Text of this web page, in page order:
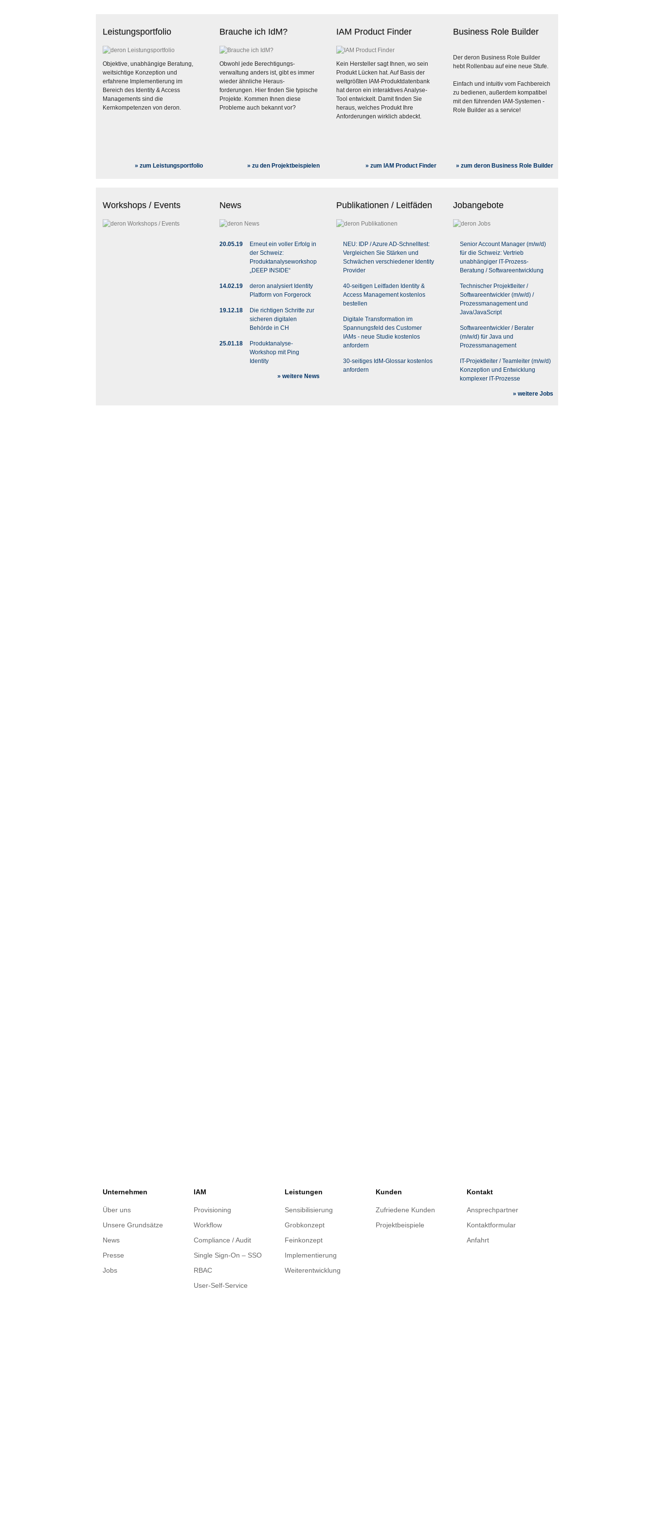
» zu RBAC
Leistungsportfolio
Objektive, unabhängige Beratung,
weitsichtige Konzeption und
erfahrene Implementierung im
Bereich des Identity & Access
Managements sind die
Kernkompetenzen von deron.
» zum Leistungsportfolio
Brauche ich IdM?
Obwohl jede Berechtigungs-
verwaltung anders ist, gibt es immer
wieder ähnliche Heraus-
forderungen. Hier finden Sie typische
Projekte. Kommen Ihnen diese
Probleme auch bekannt vor?
» zu den Projektbeispielen
IAM Product Finder
Kein Hersteller sagt Ihnen, wo sein
Produkt Lücken hat. Auf Basis der
weltgrößten IAM-Produktdatenbank
hat deron ein interaktives Analyse-
Tool entwickelt. Damit finden Sie
heraus, welches Produkt Ihre
Anforderungen wirklich abdeckt.
» zum IAM Product Finder
Business Role Builder
Der deron Business Role Builder
hebt Rollenbau auf eine neue Stufe.
Einfach und intuitiv vom Fachbereich
zu bedienen, außerdem kompatibel
mit den führenden IAM-Systemen -
Role Builder as a service!
» zum deron Business Role Builder
Workshops / Events News
20.05.19
Erneut ein voller Erfolg in
der Schweiz:
Produktanalyseworkshop
„DEEP INSIDE“
14.02.19
deron analysiert Identity
Platform von Forgerock
19.12.18
Die richtigen Schritte zur
sicheren digitalen
Behörde in CH
25.01.18
Produktanalyse-
Workshop mit Ping
Identity
» weitere News
Publikationen / Leitfäden
NEU: IDP / Azure AD-Schnelltest:
Vergleichen Sie Stärken und
Schwächen verschiedener Identity
Provider
40-seitigen Leitfaden Identity &
Access Management kostenlos
bestellen
Digitale Transformation im
Spannungsfeld des Customer
IAMs - neue Studie kostenlos
anfordern
30-seitiges IdM-Glossar kostenlos
anfordern
Jobangebote
Senior Account Manager (m/w/d)
für die Schweiz: Vertrieb
unabhängiger IT-Prozess-
Beratung / Softwareentwicklung
Technischer Projektleiter /
Softwareentwickler (m/w/d) /
Prozessmanagement und
Java/JavaScript
Softwareentwickler / Berater
(m/w/d) für Java und
Prozessmanagement
IT-Projektleiter / Teamleiter (m/w/d)
Konzeption und Entwicklung
komplexer IT-Prozesse
» weitere Jobs
Unternehmen
Über uns
Unsere Grundsätze
News
Presse
Jobs
IAM
Provisioning
Workflow
Compliance / Audit
Single Sign-On – SSO
RBAC
User-Self-Service
Leistungen
Sensibilisierung
Grobkonzept
Feinkonzept
Implementierung
Weiterentwicklung
Kunden
Zufriedene Kunden
Projektbeispiele
Kontakt
Ansprechpartner
Kontaktformular
Anfahrt